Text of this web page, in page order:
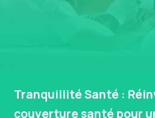
Tranquillité Santé :
couverture santé pour